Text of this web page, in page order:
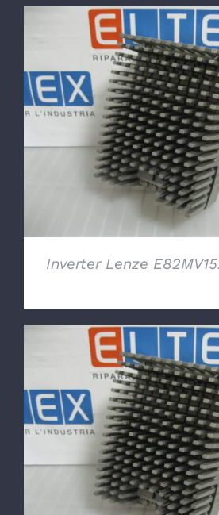
DETTAGLI
Inverter Lenze
DETTAGLI